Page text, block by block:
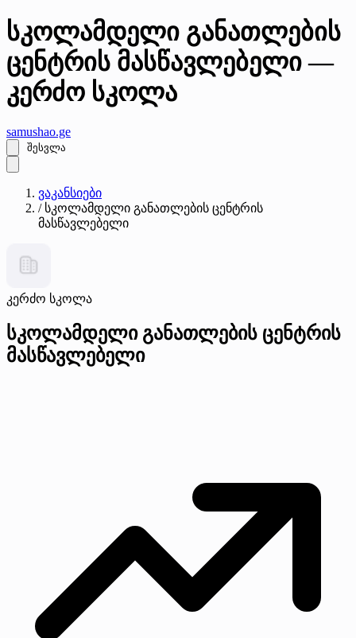
სკოლამდელი განათლების
ცენტრის მასწავლებელი —
კერძო სკოლა
samushao.ge
შესვლა
ვაკანსიები
/ სკოლამდელი განათლების ცენტრის
მასწავლებელი
კერძო სკოლა
სკოლამდელი განათლების ცენტრის
მასწავლებელი